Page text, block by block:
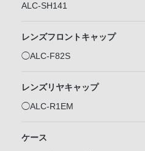
ALC-SH141
レンズフロントキャップ
◯ALC-F82S
レンズリヤキャップ
◯ALC-R1EM
ケース